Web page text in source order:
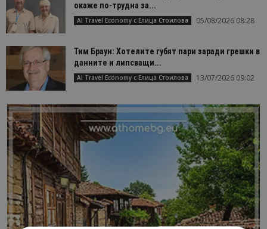
окаже по-трудна за...
AI Travel Economy с Елица Стоилова 05/08/2026 08:28
Тим Браун: Хотелите губят пари заради грешки в
данните и липсващи...
AI Travel Economy с Елица Стоилова 13/07/2026 09:02